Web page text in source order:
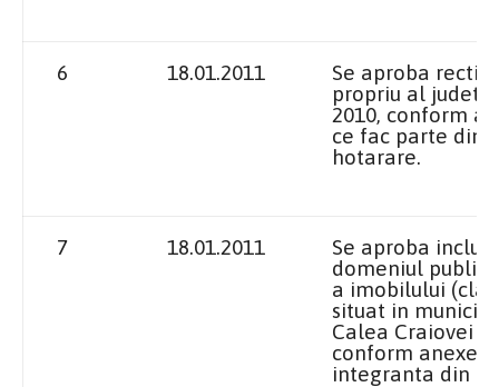
6 18.01.2011
Se aproba
propriu al
2010, conform
ce fac parte din
hotarare.
7 18.01.2011
Se aproba
domeniul public
a imobilului
situat in
Calea Craiovei
conform anexei
integranta din